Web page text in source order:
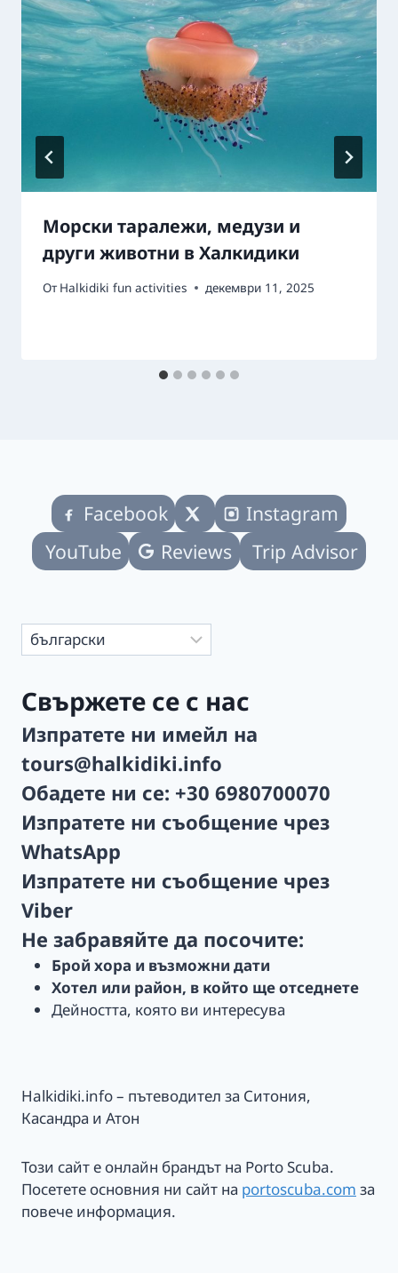
Морски таралежи, медузи и
други животни в Халкидики
От Halkidiki fun activities декември 11, 2025
Facebook
Instagram
YouTube
Reviews Trip Advisor
Изберете
език
Свържете се с нас
Изпратете ни имейл на
tours@halkidiki.info
Обадете ни се: +30 6980700070
Изпратете ни съобщение чрез
WhatsApp
Изпратете ни съобщение чрез
Viber
Не забравяйте да посочите:
Брой хора и възможни дати
Хотел или район, в който ще отседнете
Дейността, която ви интересува
Halkidiki.info – пътеводител за Ситония,
Касандра и Атон
Този сайт е онлайн брандът на Porto Scuba.
Посетете основния ни сайт на portoscuba.com за
повече информация.